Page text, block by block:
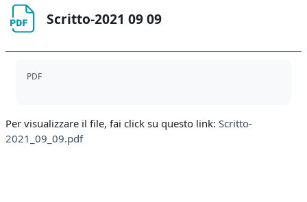
Scritto-2021 09 09
PDF
Per visualizzare il file, fai click su questo link: Scritto-
2021_09_09.pdf